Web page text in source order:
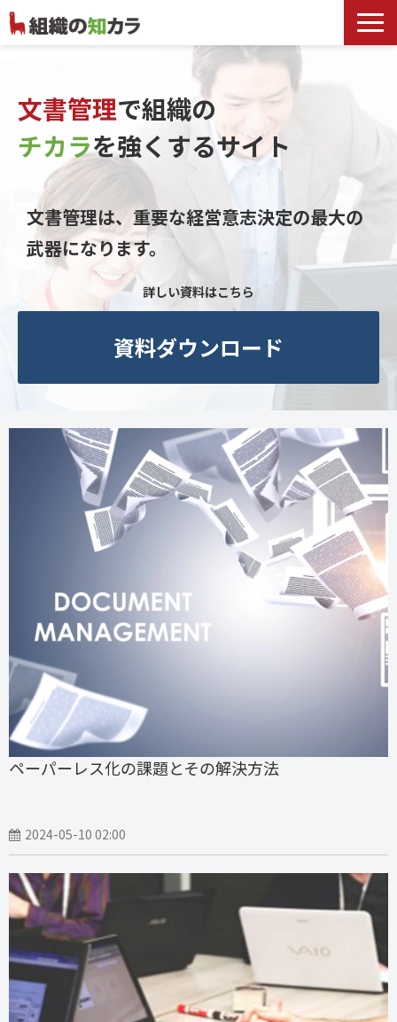
文書管理サービス
お役立ち記事
記事カテゴリ一覧
よくあるお問合せ
文書管理で組織の
チカラを強くするサイト
文書管理は、重要な経営意志決定の最大の
武器になります。
詳しい資料はこちら
資料ダウンロード
ペーパーレス化の課題とその解決方法
2024-05-10 02:00